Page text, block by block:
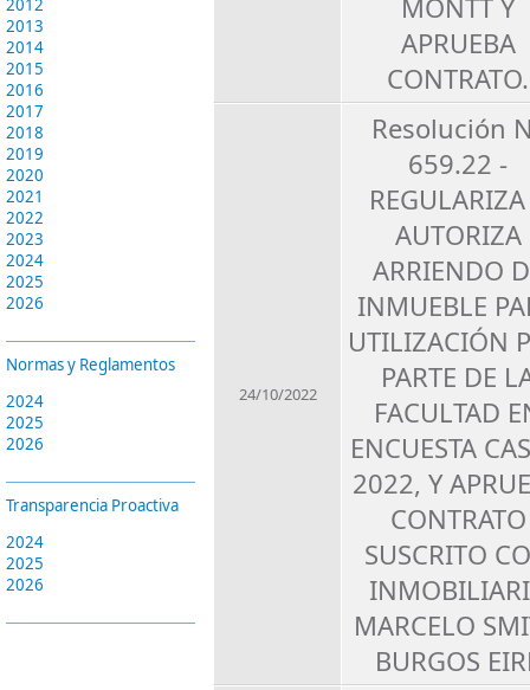
2012
2013
2014
2015
2016
2017
2018
2019
2020
2021
2022
2023
2024
2025
2026
Normas y Reglamentos
2024
2025
2026
Transparencia Proactiva
2024
2025
2026
APRUEBA
CONTRATO.
24/10/2022
Resolución
659.22 -
AUTORIZA
ARRIENDO
INMUEBLE
UTILIZACIÓN
PARTE DE
FACULTAD
ENCUESTA
2022, Y
CONTRATO
SUSCRITO
MARCELO
BURGOS